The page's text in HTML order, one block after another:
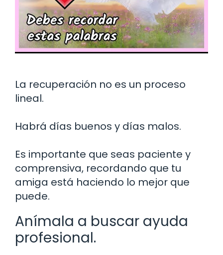
La recuperación no es un proceso
lineal.
Habrá días buenos y días malos.
Es importante que seas paciente y
comprensiva, recordando que tu
amiga está haciendo lo mejor que
puede.
Anímala a buscar ayuda
profesional.